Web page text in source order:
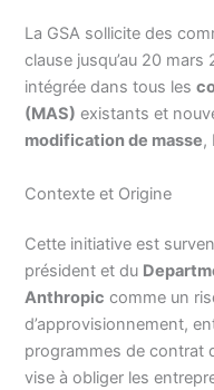
La GSA sollicite des
clause jusqu’au 20
intégrée dans tous les
(MAS) existants et
modification de masse,
Contexte et Origine
Cette initiative est
président et du
Anthropic comme un
d’approvisionnement,
programmes de contrat
vise à obliger les